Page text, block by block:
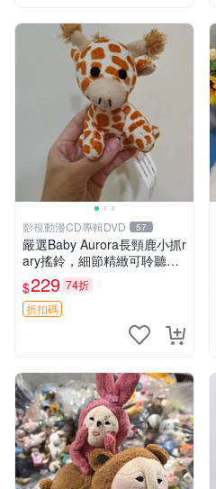
影視動漫CD專輯DVD 57
嚴選Baby Aurora長頸鹿小抓r
ary搖鈴，細節精緻可聆聽清
脆鈴音 軟萌可愛 定制紀念 金
屬搖鈴 新手媽咪推薦 長頸鹿
抓rary 搖鈴
$229 74折
折扣碼